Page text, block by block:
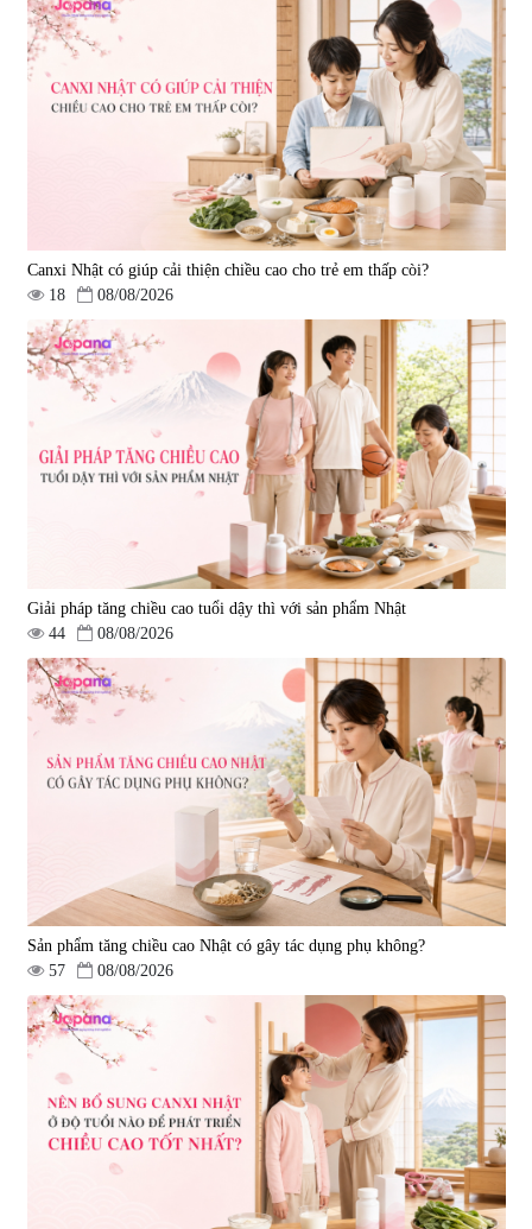
Hepaclean 60 viên
690.000 đ
vị đĩa đệm Kyoto Has 30 viên
|14.560
1.600.000 đ
Viên uống hỗ trợ giấc ngủ Fujina
Sleepy Nhật Bản 80 viên
580.000 đ
điều trị đột quỵ Biken Kinase
Gold 60 viên
0
1.570.000 đ
Canxi Nhật có giúp cải thiện chiều cao cho trẻ em thấp còi?
18
08/08/2026
Giải pháp tăng chiều cao tuổi dậy thì với sản phẩm Nhật
44
08/08/2026
Sản phẩm tăng chiều cao Nhật có gây tác dụng phụ không?
57
08/08/2026